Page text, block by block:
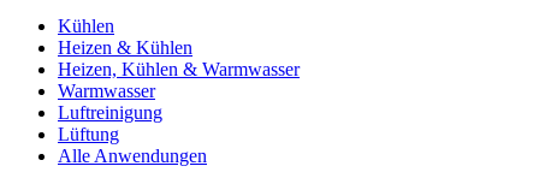
Kühlen
Heizen & Kühlen
Heizen, Kühlen & Warmwasser
Warmwasser
Luftreinigung
Lüftung
Alle Anwendungen